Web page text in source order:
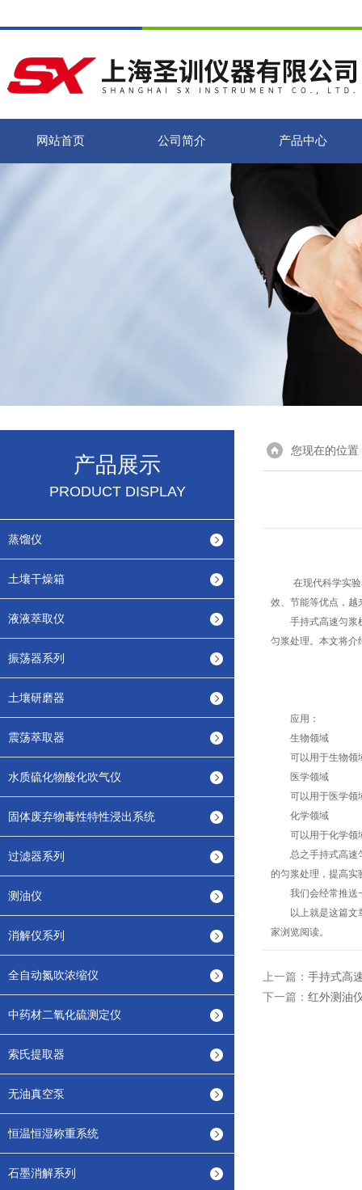
网站首页 公司简介 产品中心
产品展示
PRODUCT DISPLAY
蒸馏仪
土壤干燥箱
液液萃取仪
振荡器系列
土壤研磨器
震荡萃取器
水质硫化物酸化吹气仪
固体废弃物毒性特性浸出系统
过滤器系列
测油仪
消解仪系列
全自动氮吹浓缩仪
中药材二氧化硫测定仪
索氏提取器
无油真空泵
恒温恒湿称重系统
石墨消解系列
您现在的位置
在现代科学实验
效、节能等优点，越
手持式高速匀浆机
匀浆处理。本文将介
应用：
生物领域
可以用于生物领域
医学领域
可以用于医学领域
化学领域
可以用于化学领域
总之手持式高速匀
的匀浆处理，提高实
我们会经常推送一
以上就是这篇文章
家浏览阅读。
上一篇： 手持式高
下一篇： 红外测油